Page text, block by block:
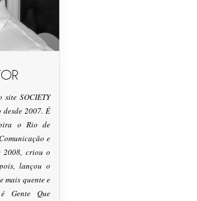
site SOCIETY
desde 2007. É
o Rio de
e
2008, criou o
lançou o
mais quente e
Gente Que